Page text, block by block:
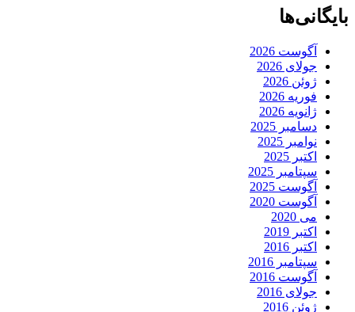
بایگانی‌ها
آگوست 2026
جولای 2026
ژوئن 2026
فوریه 2026
ژانویه 2026
دسامبر 2025
نوامبر 2025
اکتبر 2025
سپتامبر 2025
آگوست 2025
آگوست 2020
می 2020
اکتبر 2019
اکتبر 2016
سپتامبر 2016
آگوست 2016
جولای 2016
ژوئن 2016